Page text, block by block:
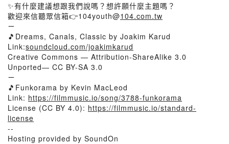
✨有什麼建議想跟我們說嗎？想許願什麼主題嗎？
歡迎來信聽眾信箱👉104youth@104.com.tw
ㄧ
🎵Dreams, Canals, Classic by Joakim Karud
Link:soundcloud.com/joakimkarud
Creative Commons — Attribution-ShareAlike 3.0
Unported— CC BY-SA 3.0
ㄧ
🎵Funkorama by Kevin MacLeod
Link: https://filmmusic.io/song/3788-funkorama
License (CC BY 4.0): https://filmmusic.io/standard-
license
--
Hosting provided by SoundOn